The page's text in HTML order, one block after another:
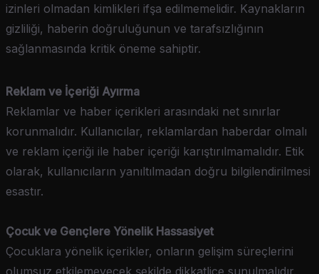
izinleri olmadan kimlikleri ifşa edilmemelidir. Kaynakların
gizliliği, haberin doğruluğunun ve tarafsızlığının
sağlanmasında kritik öneme sahiptir.
Reklam ve İçeriği Ayırma
Reklamlar ve haber içerikleri arasındaki net sınırlar
korunmalıdır. Kullanıcılar, reklamlardan haberdar olmalı
ve reklam içeriği ile haber içeriği karıştırılmamalıdır. Etik
olarak, kullanıcıların yanıltılmadan doğru bilgilendirilmesi
esastır.
Çocuk ve Gençlere Yönelik Hassasiyet
Çocuklara yönelik içerikler, onların gelişim süreçlerini
olumsuz etkilemeyecek şekilde dikkatlice sunulmalıdır.